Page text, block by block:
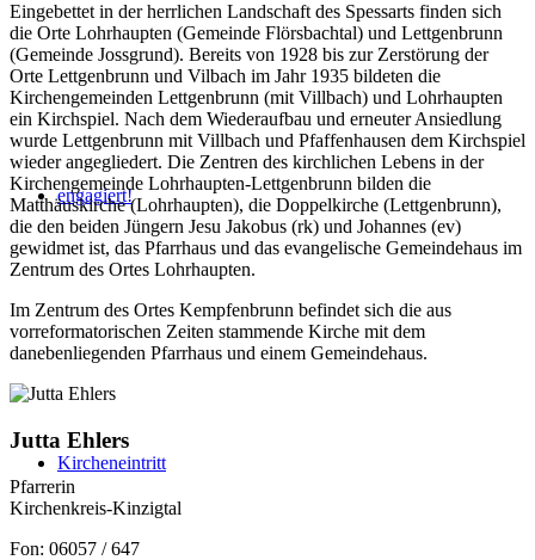
engagiert!
Kircheneintritt
Eingebettet in der herrlichen Landschaft des Spessarts finden sich
die Orte Lohrhaupten (Gemeinde Flörsbachtal) und Lettgenbrunn
(Gemeinde Jossgrund). Bereits von 1928 bis zur Zerstörung der
Orte Lettgenbrunn und Vilbach im Jahr 1935 bildeten die
Kirchengemeinden Lettgenbrunn (mit Villbach) und Lohrhaupten
ein Kirchspiel. Nach dem Wiederaufbau und erneuter Ansiedlung
wurde Lettgenbrunn mit Villbach und Pfaffenhausen dem Kirchspiel
wieder angegliedert. Die Zentren des kirchlichen Lebens in der
Kirchengemeinde Lohrhaupten-Lettgenbrunn bilden die
Matthäuskirche (Lohrhaupten), die Doppelkirche (Lettgenbrunn),
die den beiden Jüngern Jesu Jakobus (rk) und Johannes (ev)
gewidmet ist, das Pfarrhaus und das evangelische Gemeindehaus im
Zentrum des Ortes Lohrhaupten.
Im Zentrum des Ortes Kempfenbrunn befindet sich die aus
vorreformatorischen Zeiten stammende Kirche mit dem
danebenliegenden Pfarrhaus und einem Gemeindehaus.
Jutta Ehlers
Pfarrerin
Kirchenkreis-Kinzigtal
Fon: 06057 / 647